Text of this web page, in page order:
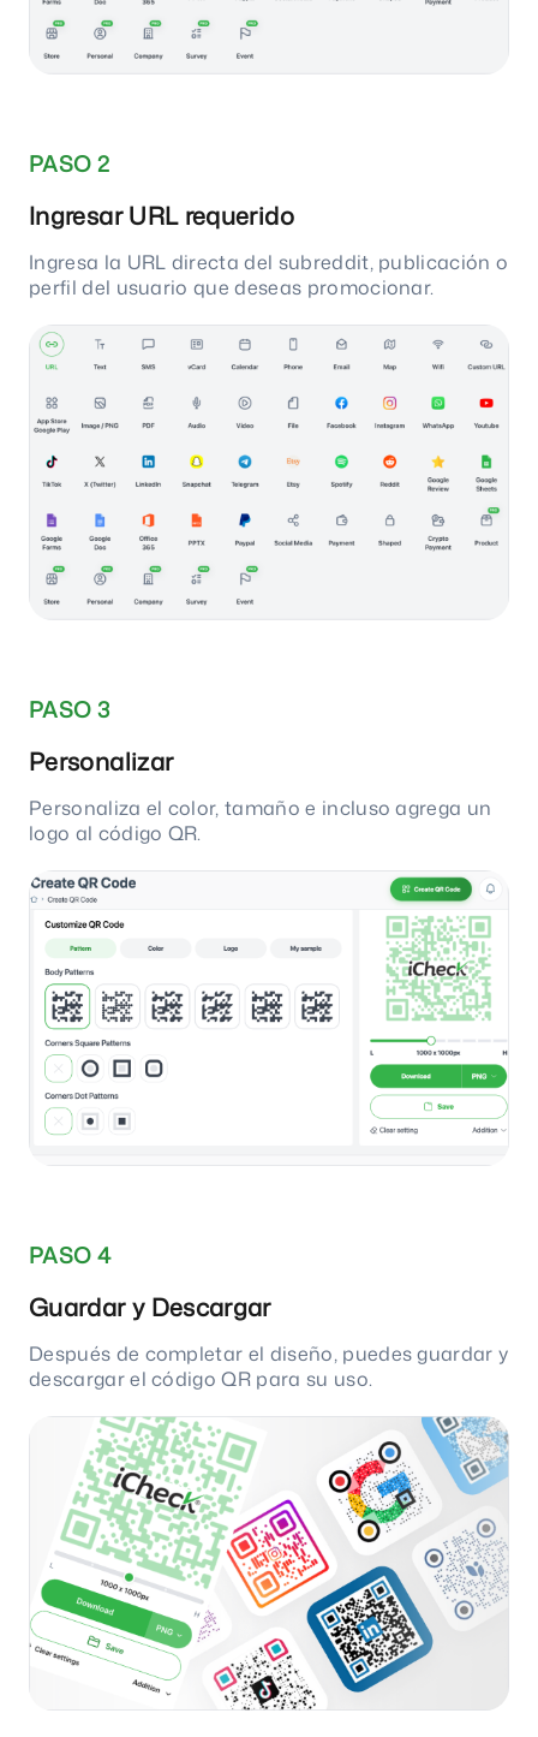
PASO 2
Ingresar URL requerido
Ingresa la URL directa del subreddit, publicación o
perfil del usuario que deseas promocionar.
PASO 3
Personalizar
Personaliza el color, tamaño e incluso agrega un
logo al código QR.
PASO 4
Guardar y Descargar
Después de completar el diseño, puedes guardar y
descargar el código QR para su uso.